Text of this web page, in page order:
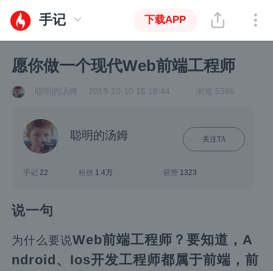
手记 下载APP
愿你做一个现代Web前端工程师
聪明的汤姆 2018-10-10 16:18:44 浏览 5386
聪明的汤姆 关注TA
手记22 粉丝 1.4万 获赞 1323
说一句
为什么要说Web前端工程师？要知道， A
ndroid、Ios开发工程师都属于前端，前